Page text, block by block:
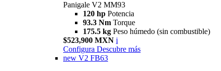
Panigale V2 MM93
120 hp Potencia
93.3 Nm Torque
175.5 kg Peso húmedo (sin combustible)
$523,900 MXN i
Configura Descubre más
new V2 FB63